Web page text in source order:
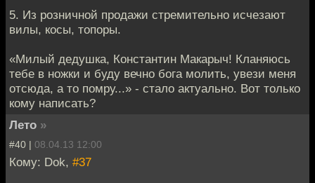
5. Из розничной продажи стремительно исчезают
вилы, косы, топоры.
«Милый дедушка, Константин Макарыч! Кланяюсь
тебе в ножки и буду вечно бога молить, увези меня
отсюда, а то помру...» - стало актуально. Вот только
кому написать?
Лето »
#40 | 08.04.13 12:00
Кому: Dok, #37